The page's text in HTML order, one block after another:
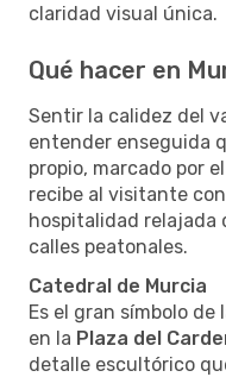
claridad visual única.
Qué hacer en
Sentir la calidez del
entender enseguida
propio, marcado por
recibe al visitante
hospitalidad relajada
calles peatonales.
Catedral de Murcia
Es el gran símbolo
en la Plaza del
detalle escultórico